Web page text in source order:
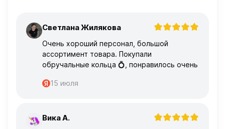
С Светлана Жилякова
Очень хороший персонал, большой
ассортимент товара. Покупали
обручальные кольца 💍, понравилось очень
15 июля
В Вика А.